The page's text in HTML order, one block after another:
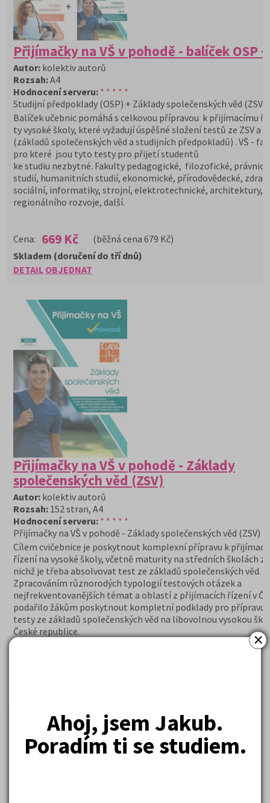
×
Ahoj, jsem Jakub.
Poradím ti se studiem.
Přijímačky na VŠ v pohodě - balíček OSP +
Autor: kolektiv autorů
Rozsah:A4
Hodnocení serveru: * * * * *
Studijní předpoklady (OSP) + Základy společenských věd (ZSV)
Balíček učebnic pomáhá s celkovou přípravou k přijímacímu
ty vysoké školy, které vyžadují úspěšné složení testů ze ZSV a
(základů společenských věd a studijních předpokladů) . VŠ -
pro které jsou tyto testy pro přijetí studentů
ke studiu nezbytné. Fakulty pedagogické, filozofické,
studií, humanitních studií, ekonomické, přírodovědecké,
sociální, informatiky, strojní, elektrotechnické, architektury,
regionálního rozvoje, další.
Cena: 669 Kč (běžná cena 679 Kč)
DETAIL OBJEDNAT
Skladem (doručení do tří dnů)
Přijímačky na VŠ v pohodě - Základy
společenských věd (ZSV)
Autor: kolektiv autorů
Rozsah: 152 stran, A4
Hodnocení serveru: * * * * *
Přijímačky na VŠ v pohodě - Základy společenských věd (ZSV)
Cílem cvičebnice je poskytnout komplexní přípravu k
řízení na vysoké školy, včetně maturity na středních školách ze
nichž je třeba absolvovat test ze základů společenských věd.
Zpracováním různorodých typologií testových otázek a
nejfrekventovanějších témat a oblastí z přijímacích řízení v
podařilo žákům poskytnout kompletní podklady pro přípravu
testy ze základů společenských věd na libovolnou vysokou
České republice.